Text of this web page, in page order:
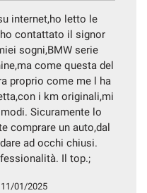
internet,ho letto le
contattato il signor
sogni,BMW serie
come questa del
proprio come me l ha
i km originali,mi
Sicuramente lo
comprare un auto,dal
ad occhi chiusi.
Il top.;
11/01/2025